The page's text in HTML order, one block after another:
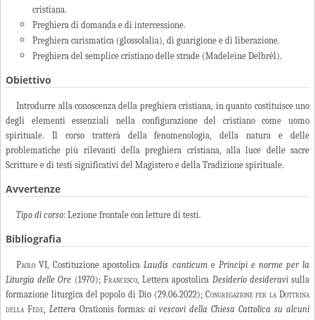
cristiana.
Preghiera di domanda e di intercessione.
Preghiera carismatica (glossolalia), di guarigione e di liberazione.
Preghiera del semplice cristiano delle strade (Madeleine Delbrêl).
Obiettivo
Introdurre alla conoscenza della preghiera cristiana, in quanto costituisce uno
degli elementi essenziali nella configurazione del cristiano come uomo
spirituale. Il corso tratterà della fenomenologia, della natura e delle
problematiche più rilevanti della preghiera cristiana, alla luce delle sacre
Scritture e di testi significativi del Magistero e della Tradizione spirituale.
Avvertenze
Tipo di corso: Lezione frontale con letture di testi.
Bibliografia
Paolo VI, Costituzione apostolica Laudis canticum ePrincipi e norme per la
Liturgia delle Ore (1970); Francesco, Lettera apostolica Desiderio desideravisulla
formazione liturgica del popolo di Dio (29.06.2022); Congregazione per la Dottrina
della Fede, Lettera Orationis formas: ai vescovi della Chiesa Cattolica su alcuni